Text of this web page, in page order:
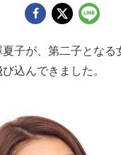
子が、第二子となる
込んできました。